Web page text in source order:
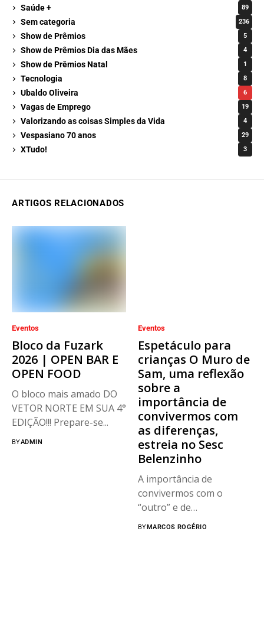
Saúde + 89
Sem categoria 236
Show de Prêmios 5
Show de Prêmios Dia das Mães 4
Show de Prêmios Natal 1
Tecnologia 8
Ubaldo Oliveira 6
Vagas de Emprego 19
Valorizando as coisas Simples da Vida 4
Vespasiano 70 anos 29
XTudo! 3
ARTIGOS RELACIONADOS
Eventos
Bloco da Fuzark
2026 | OPEN BAR E
OPEN FOOD
O bloco mais amado DO
VETOR NORTE EM SUA 4°
EDIÇÃO!!! Prepare-se...
BYADMIN
Eventos
Espetáculo para
crianças O Muro de
Sam, uma reflexão
sobre a
importância de
convivermos com
as diferenças,
estreia no Sesc
Belenzinho
A importância de
convivermos com o
“outro” e de
“derrubarmos” as
BYMARCOS ROGÉRIO